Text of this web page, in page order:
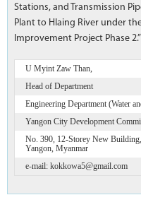
Stations, and Transmission
Plant to Hlaing River under
Improvement Project Phase 2.”
U Myint Zaw Than,
Head of Department
Engineering Department (Water
Yangon City Development
No. 390, 12-Storey New
Yangon, Myanmar
e-mail: kokkowa5@gmail.com